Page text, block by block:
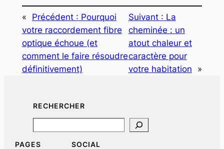
« Précédent : Pourquoi
votre raccordement fibre
optique échoue (et
comment le faire résoudre
définitivement)
Suivant : La
cheminée : un
atout chaleur et
caractère pour
votre habitation
»
RECHERCHER
PAGES SOCIAL